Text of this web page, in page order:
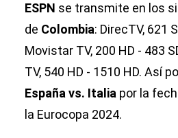
ESPN se transmite en los
de Colombia: DirecTV, 621
Movistar TV, 200 HD - 483
TV, 540 HD - 1510 HD. Así
España vs. Italia por la
la Eurocopa 2024.